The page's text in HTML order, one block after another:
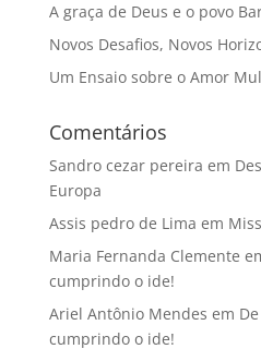
A graça de Deus e o povo
Novos Desafios, Novos
Um Ensaio sobre o Amor
Comentários
Sandro cezar pereira em
Europa
Assis pedro de Lima em
Maria Fernanda Clemente
cumprindo o ide!
Ariel Antônio Mendes em
cumprindo o ide!